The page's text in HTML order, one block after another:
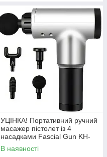
УЦІНКА! Портативний ручний
масажер пістолет із 4
насадками Fascial Gun KH-
320 Сірий вібраційний
пістолет (Плохе паковання
В наявності